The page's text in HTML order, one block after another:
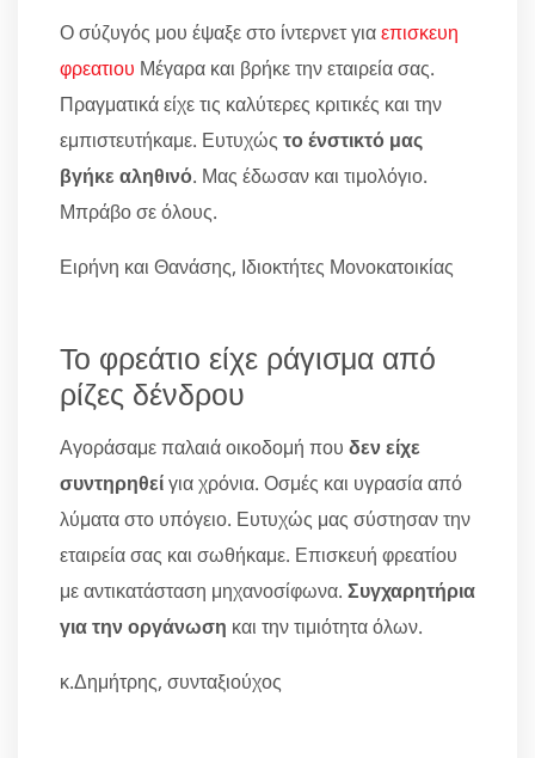
Ο σύζυγός μου έψαξε στο ίντερνετ γιαεπισκευη
φρεατιου Μέγαρα και βρήκε την εταιρεία σας.
Πραγματικά είχε τις καλύτερες κριτικές και την
εμπιστευτήκαμε. Ευτυχώς το ένστικτό μας
βγήκε αληθινό. Μας έδωσαν και τιμολόγιο.
Μπράβο σε όλους.
Ειρήνη και Θανάσης, Ιδιοκτήτες Μονοκατοικίας
Το φρεάτιο είχε ράγισμα από
ρίζες δένδρου
Αγοράσαμε παλαιά οικοδομή που δεν είχε
συντηρηθείγια χρόνια. Οσμές και υγρασία από
λύματα στο υπόγειο. Ευτυχώς μας σύστησαν την
εταιρεία σας και σωθήκαμε. Επισκευή φρεατίου
με αντικατάσταση μηχανοσίφωνα. Συγχαρητήρια
για την οργάνωση και την τιμιότητα όλων.
κ.Δημήτρης, συνταξιούχος